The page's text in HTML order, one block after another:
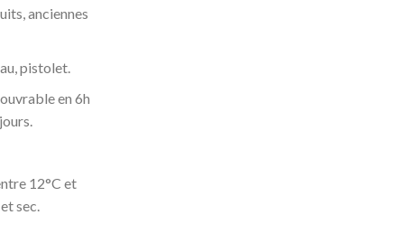
anciennes
pistolet.
en 6h
12°C et
sec.